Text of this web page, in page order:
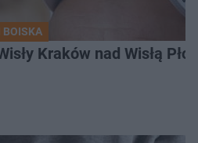
BOISKA
Kraków nad Wisłą